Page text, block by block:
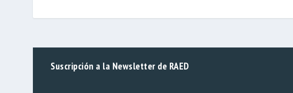
Suscripción a la Newsletter de RAED